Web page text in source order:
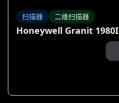
扫描器 二维扫描器
Honeywell Granit 1980I